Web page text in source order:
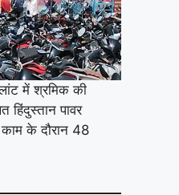
में श्रमिक की
पावर
काम के दौरान 48